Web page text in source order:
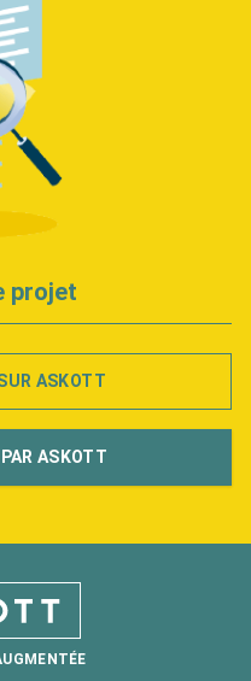
projet
ASKOTT
ASKOTT